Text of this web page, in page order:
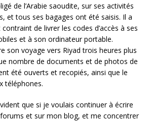
de l’Arabie saoudite, sur ses activités
et tous ses bagages ont été saisis. Il a
de livrer les codes d’accès à ses
et à son ordinateur portable.
son voyage vers Riyad trois heures plus
nombre de documents et de photos de
été ouverts et recopiés, ainsi que le
téléphones.
que si je voulais continuer à écrire
et sur mon blog, et me concentrer